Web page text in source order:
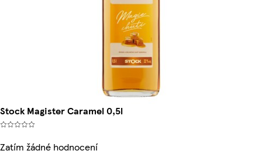
Stock Magister Caramel 0,5l
Zatím žádné hodnocení